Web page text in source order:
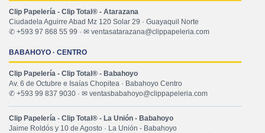
Clip Papelería - Clip Total® - Atarazana
Ciudadela Aguirre Abad Mz 120 Solar 29 · Guayaquil Norte
✆ +593 97 868 55 99 · ✉ ventasatarazana@clippapeleria.com
BABAHOYO · CENTRO
Clip Papelería - Clip Total® - Babahoyo
Av. 6 de Octubre e Isaías Chopitea · Babahoyo Centro
✆ +593 99 837 9030 · ✉ ventasbabahoyo@clippapeleria.com
Clip Papelería - Clip Total® - La Unión - Babahoyo
Jaime Roldós y 10 de Agosto · La Unión - Babahoyo